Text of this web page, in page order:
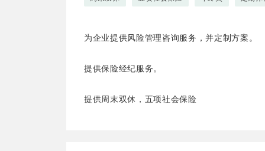
为企业提供风险管理咨询服务，并定制方案。
提供保险经纪服务。
提供周末双休，五项社会保险